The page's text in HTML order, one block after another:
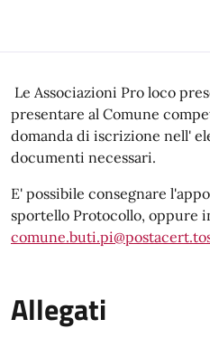
Descrizione
Le Associazioni Pro loco
presentare al Comune
domanda di iscrizione nell'
documenti necessari.
E' possibile consegnare
sportello Protocollo, oppure
Allegati